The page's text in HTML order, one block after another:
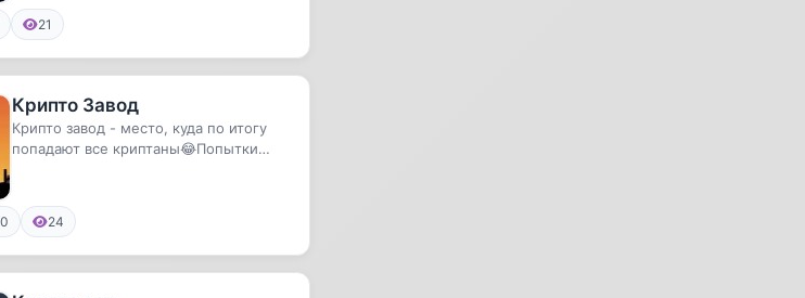
21
Крипто Завод
Крипто завод - место, куда по итогу
попадают все криптаны😂Попытки
24